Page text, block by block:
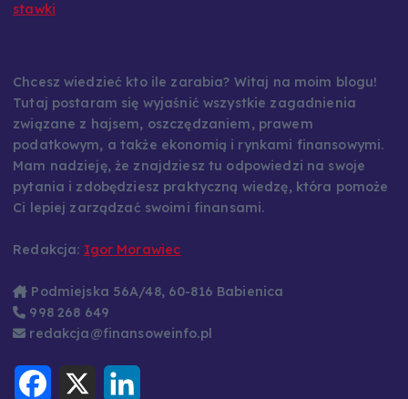
stawki
Chcesz wiedzieć kto ile zarabia? Witaj na moim blogu!
Tutaj postaram się wyjaśnić wszystkie zagadnienia
związane z hajsem, oszczędzaniem, prawem
podatkowym, a także ekonomią i rynkami finansowymi.
Mam nadzieję, że znajdziesz tu odpowiedzi na swoje
pytania i zdobędziesz praktyczną wiedzę, która pomoże
Ci lepiej zarządzać swoimi finansami.
Redakcja: Igor Morawiec
Podmiejska 56A/48, 60-816 Babienica
998 268 649
redakcja@finansoweinfo.pl
X